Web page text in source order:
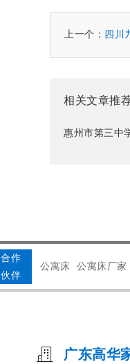
上一个： 四川
相关文章推荐
惠州市第三中
合作
伙伴
公寓床 公寓床厂家
广东高华